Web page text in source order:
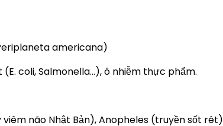
americana)
coli, Salmonella…), ô nhiễm thực phẩm.
não Nhật Bản), Anopheles (truyền sốt rét)